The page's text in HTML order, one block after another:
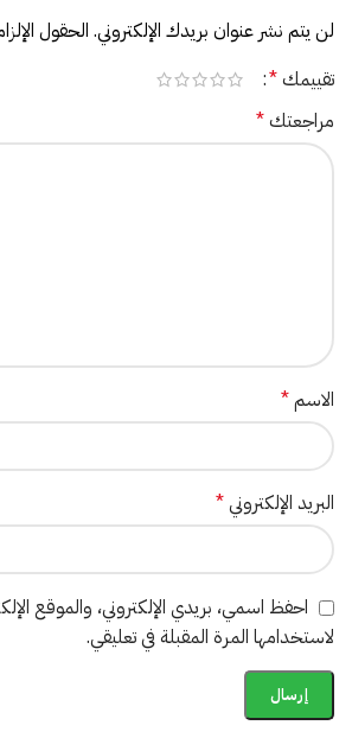
لن يتم نشر عنوان بريدك الإلكتروني. الحقول
تقييمك*
مراجعتك*
الاسم*
البريد الإلكتروني*
احفظ اسمي، بريدي الإلكتروني، والموقع
لاستخدامها المرة المقبلة في تعليقي.